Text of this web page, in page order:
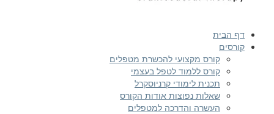
דף הבית
קורסים
קורס מקצועי להכשרת מטפלים
קורס ללמוד לטפל בעצמי
תכנית לימודי קרניוסקרל
שאלות נפוצות אודות הקורס
העשרה והדרכה למטפלים